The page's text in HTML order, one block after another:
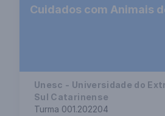
Cuidados com Animais
Unesc - Universidade do
Sul Catarinense
Turma 001.202204